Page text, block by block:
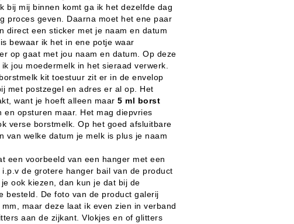
bij mij binnen komt ga ik het dezelfde dag
proces geven. Daarna moet het ene paar
direct een sticker met je naam en datum
bewaar ik het in ene potje waar
op gaat met jou naam en datum. Op deze
jou moedermelk in het sieraad verwerk.
kit toestuur zit er in de envelop
met postzegel en adres er al op. Het
want je hoeft alleen maar 5 ml borst
en opsturen maar. Het mag diepvries
verse borstmelk. Op het goed afsluitbare
van welke datum je melk is plus je naam
een voorbeeld van een hanger met een
de grotere hanger bail van de product
ook kiezen, dan kun je dat bij de
besteld. De foto van de product galerij
maar deze laat ik even zien in verband
aan de zijkant. Vlokjes en of glitters